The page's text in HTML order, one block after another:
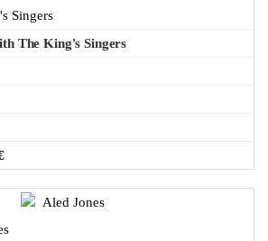
Singers
The King's Singers